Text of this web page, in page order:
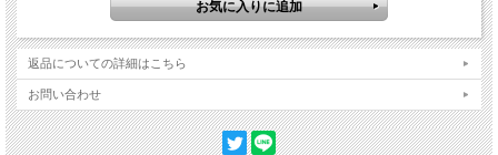
返品についての詳細はこちら
お問い合わせ